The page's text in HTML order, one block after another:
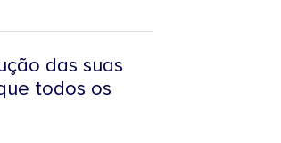
das suas
todos os